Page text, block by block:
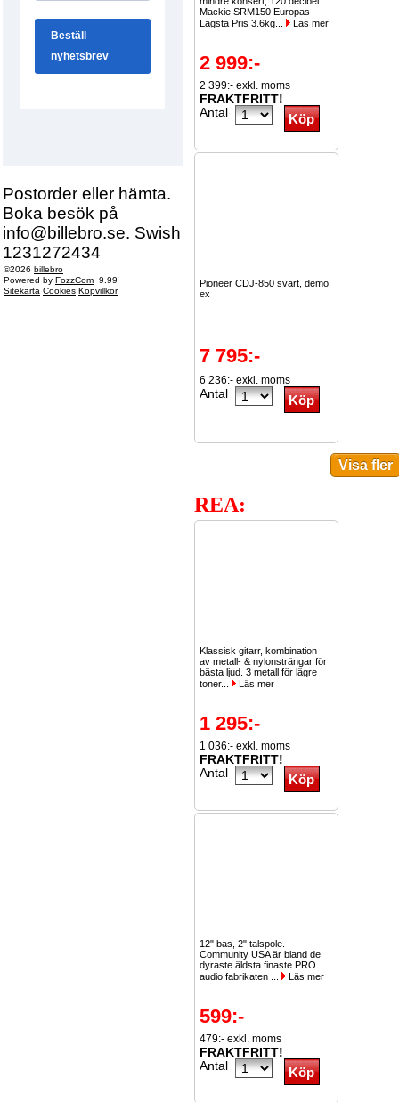
Postorder eller hämta.
Boka besök på
info@billebro.se. Swish
1231272434
©2026 billebro
Powered by FozzCom 9.99
Sitekarta Cookies Köpvillkor
Mackie SRM150 Europas
Lägsta Pris 3.6kg...
Läs mer
2 999:-
2 399:- exkl. moms
FRAKTFRITT!
Antal
Pioneer CDJ-850 svart, demo
ex
7 795:-
6 236:- exkl. moms
Antal
REA:
Klassisk gitarr, kombination
av metall- & nylonsträngar för
bästa ljud. 3 metall för lägre
toner...
Läs mer
1 295:-
1 036:- exkl. moms
FRAKTFRITT!
Antal
12" bas, 2" talspole.
Community USA är bland de
dyraste äldsta finaste PRO
audio fabrikaten ...
Läs mer
599:-
479:- exkl. moms
FRAKTFRITT!
Antal